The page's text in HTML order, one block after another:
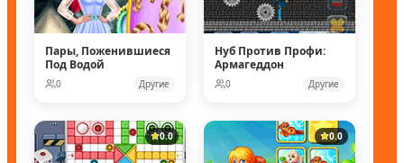
Пары, Поженившиеся
Под Водой
0 Другие
Нуб Против Профи:
Армагеддон
0 Другие
0.0 0.0